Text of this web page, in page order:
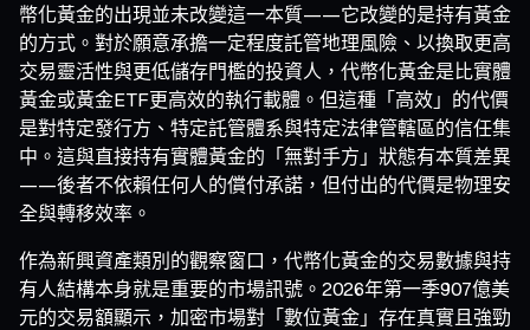
幣化黃金的出現並未改變這一本質——它改變的是持有黃金
的方式。對於願意承擔一定程度託管地理風險、以換取更高
交易靈活性與更低儲存門檻的投資人，代幣化黃金是比實體
黃金或黃金ETF更高效的執行載體。但這種「高效」的代價
是對特定發行方、特定託管體系與特定法律管轄區的信任集
中。這與直接持有實體黃金的「無對手方」狀態有本質差異
——後者不依賴任何人的償付承諾，但付出的代價是物理安
全與轉移效率。
作為新興資產類別的觀察窗口，代幣化黃金的交易數據與持
有人結構本身就是重要的市場訊號。2026年第一季907億美
元的交易額顯示，加密市場對「數位黃金」存在真實且強勁